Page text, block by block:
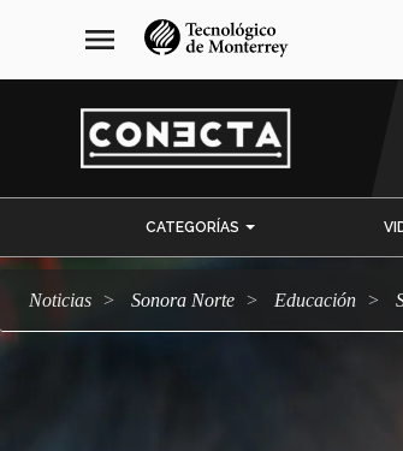
navegación
principal
menu
CATEGORÍAS
Noticias Sonora Norte Educación